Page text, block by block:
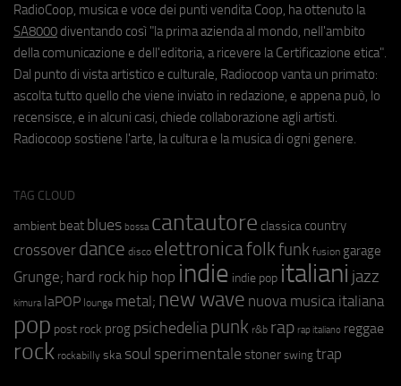
RadioCoop, musica e voce dei punti vendita Coop, ha ottenuto la
SA8000 diventando così "la prima azienda al mondo, nell'ambito
della comunicazione e dell'editoria, a ricevere la Certificazione etica".
Dal punto di vista artistico e culturale, Radiocoop vanta un primato:
ascolta tutto quello che viene inviato in redazione, e appena può, lo
recensisce, e in alcuni casi, chiede collaborazione agli artisti.
Radiocoop sostiene l'arte, la cultura e la musica di ogni genere.
TAG CLOUD
ambient beat blues bossa cantautore classica country
crossover dance disco elettronicafolkfunk fusion garage
Grunge; hard rock hip hop indie indie pop italiani jazz
kimura laPOP lounge metal; new wave nuova musica italiana
pop post rock prog psichedeliapunk r&b rap rap italiano reggae
rock rockabilly ska soul sperimentale stoner swing trap